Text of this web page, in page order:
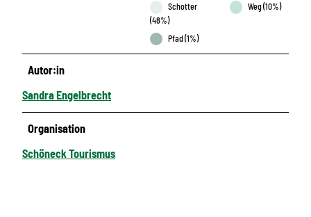
Schotter
(48%)
Weg (10%)
Pfad (1%)
Autor:in
Sandra Engelbrecht
Organisation
Schöneck Tourismus